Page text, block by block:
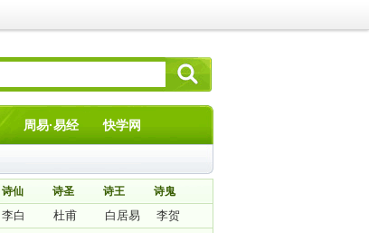
周易·易经 快学网
诗仙 诗圣 诗王 诗鬼
李白 杜甫 白居易 李贺